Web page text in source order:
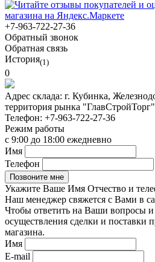
+7-963-722-27-36
Обратный звонок
Обратная связь
История(1)
0
Адрес склада: г. Кубинка,
территория рынка
Телефон: +7-963-722-27-36
Режим работы
с 9:00 до 18:00 ежедневно
Имя
Телефон
Укажите Ваше Имя Отчество и
Наш менеджер свяжется с Вами в
Чтобы ответить на Ваши вопросы и
осуществления сделки и поставки
магазина.
Имя
E-mail